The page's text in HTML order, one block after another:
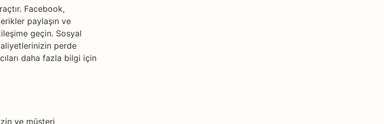
Facebook,
paylaşın ve
geçin. Sosyal
perde
daha fazla bilgi için
ve müşteri